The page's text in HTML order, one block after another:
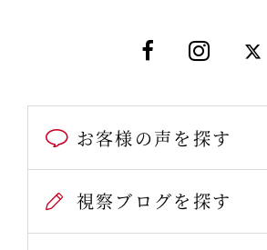
お客様の声を探す
視察ブログを探す